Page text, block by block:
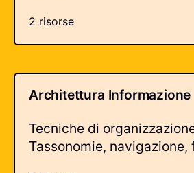
2 risorse
Architettura Informazione
Tecniche di
Tassonomie,